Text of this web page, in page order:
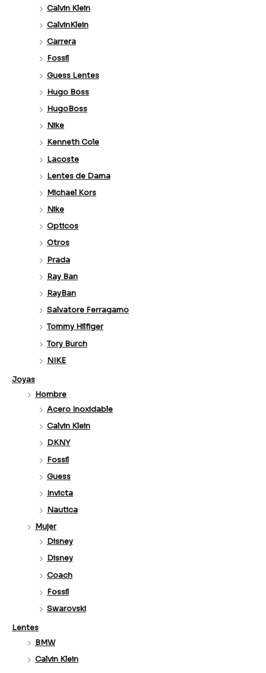
Calvin Klein
CalvinKlein
Carrera
Fossil
Guess Lentes
Hugo Boss
HugoBoss
Nike
Kenneth Cole
Lacoste
Lentes de Dama
Michael Kors
Nike
Opticos
Otros
Prada
Ray Ban
RayBan
Salvatore Ferragamo
Tommy Hilfiger
Tory Burch
NIKE
Joyas
Hombre
Acero Inoxidable
Calvin Klein
DKNY
Fossil
Guess
Invicta
Nautica
Mujer
Disney
Disney
Coach
Fossil
Swarovski
Lentes
BMW
Calvin Klein